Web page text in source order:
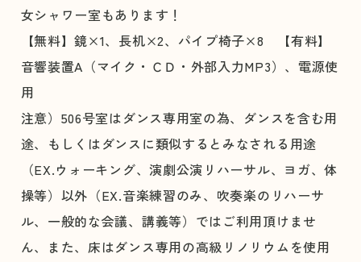
女シャワー室もあります！
【無料】鏡×1、長机×2、パイプ椅子×8 【有料】
音響装置A（マイク・ＣＤ・外部入力MP3）、電源使
用
注意）506号室はダンス専用室の為、ダンスを含む用
途、もしくはダンスに類似するとみなされる用途
（EX.ウォーキング、演劇公演リハーサル、ヨガ、体
操等）以外（EX.音楽練習のみ、吹奏楽のリハーサ
ル、一般的な会議、講義等）ではご利用頂けませ
ん、また、床はダンス専用の高級リノリウムを使用